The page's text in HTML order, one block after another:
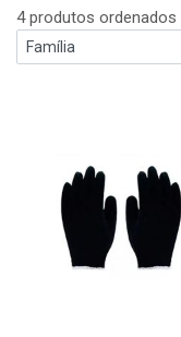
4 produtos ordenados